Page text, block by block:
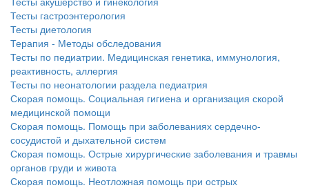
Тесты гастроэнтерология
Тесты диетология
Терапия - Методы обследования
Тесты по педиатрии. Медицинская генетика, иммунология,
реактивность, аллергия
Тесты по неонатологии раздела педиатрия
Скорая помощь. Социальная гигиена и организация скорой
медицинской помощи
Скорая помощь. Помощь при заболеваниях сердечно-
сосудистой и дыхательной систем
Скорая помощь. Острые хирургические заболевания и травмы
органов груди и живота
Скорая помощь. Неотложная помощь при острых